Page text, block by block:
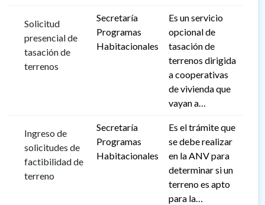
Solicitud
presencial de
tasación de
terrenos
Secretaría
Programas
Habitacionales
Es un servicio
opcional de
tasación de
terrenos dirigida
a cooperativas
de vivienda que
vayan a…
Ingreso de
solicitudes de
factibilidad de
terreno
Secretaría
Programas
Habitacionales
Es el trámite que
se debe realizar
en la ANV para
determinar si un
terreno es apto
para la…